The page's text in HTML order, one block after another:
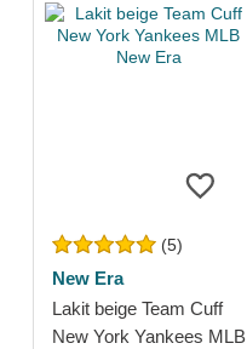
(5)
New Era
Lakit beige Team Cuff
New York Yankees MLB